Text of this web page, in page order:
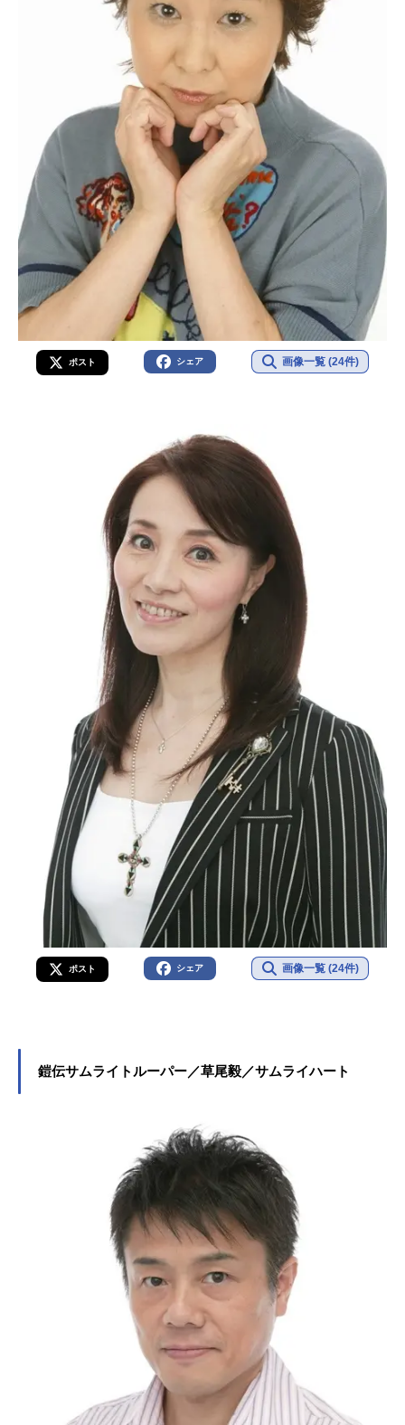
ポスト シェア 画像一覧 (24件)
ポスト シェア 画像一覧 (24件)
鎧伝サムライトルーパー／草尾毅／サムライハート